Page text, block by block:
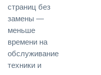
страниц без
замены —
меньше
времени на
обслуживание
техники и